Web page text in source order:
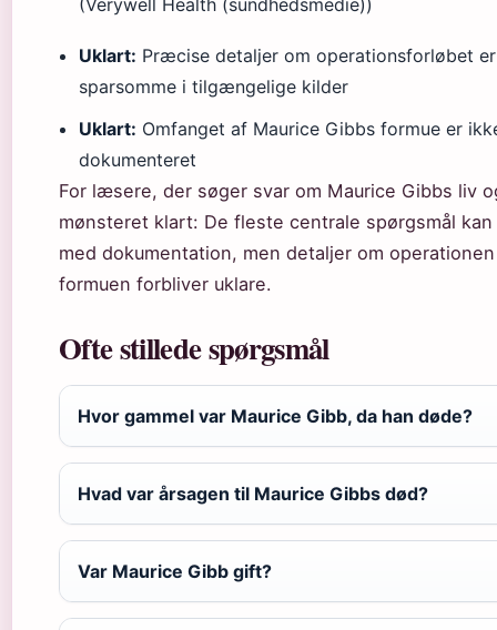
(Verywell Health (sundhedsmedie))
Uklart: Præcise detaljer om operationsforløbet er
sparsomme i tilgængelige kilder
Uklart: Omfanget af Maurice Gibbs formue er
dokumenteret
For læsere, der søger svar om Maurice Gibbs liv
mønsteret klart: De fleste centrale spørgsmål
med dokumentation, men detaljer om
formuen forbliver uklare.
Ofte stillede spørgsmål
Hvor gammel var Maurice Gibb, da han døde?
Hvad var årsagen til Maurice Gibbs død?
Var Maurice Gibb gift?